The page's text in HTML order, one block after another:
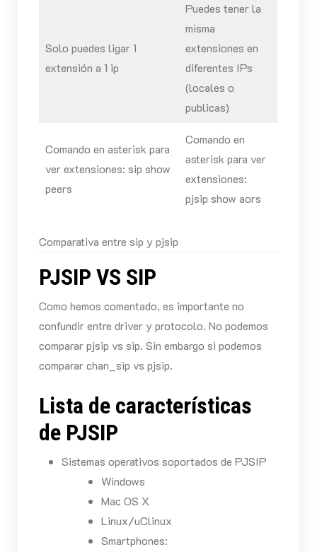
Solo puedes ligar 1
extensión a 1 ip
Puedes tener la
misma
extensiones en
diferentes IPs
(locales o
publicas)
Comando en asterisk para
ver extensiones: sip show
peers
Comando en
asterisk para ver
extensiones:
pjsip show aors
Comparativa entre sip y pjsip
PJSIP VS SIP
Como hemos comentado, es importante no
confundir entre driver y protocolo. No podemos
comparar pjsip vs sip. Sin embargo si podemos
comparar chan_sip vs pjsip.
Lista de características
de PJSIP
Sistemas operativos soportados de PJSIP
Windows
Mac OS X
Linux/uClinux
Smartphones: